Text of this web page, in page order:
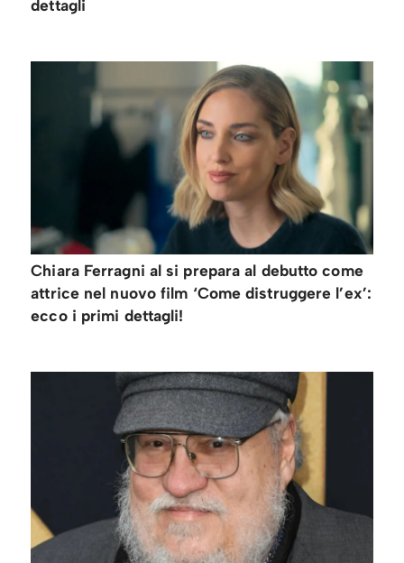
dettagli
Chiara Ferragni al si prepara al debutto come
attrice nel nuovo film ‘Come distruggere l’ex’:
ecco i primi dettagli!